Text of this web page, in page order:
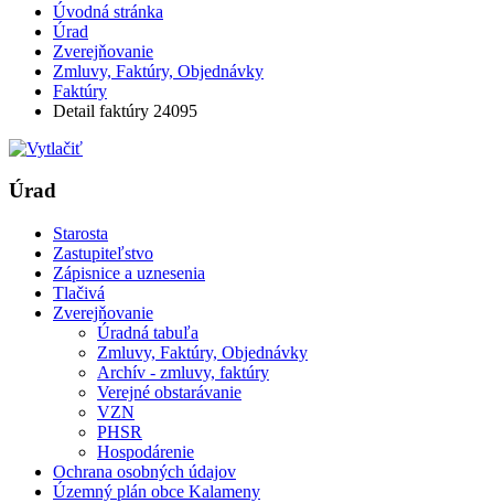
Úvodná stránka
Úrad
Zverejňovanie
Zmluvy, Faktúry, Objednávky
Faktúry
Detail faktúry 24095
Úrad
Starosta
Zastupiteľstvo
Zápisnice a uznesenia
Tlačivá
Zverejňovanie
Úradná tabuľa
Zmluvy, Faktúry, Objednávky
Archív - zmluvy, faktúry
Verejné obstarávanie
VZN
PHSR
Hospodárenie
Ochrana osobných údajov
Územný plán obce Kalameny